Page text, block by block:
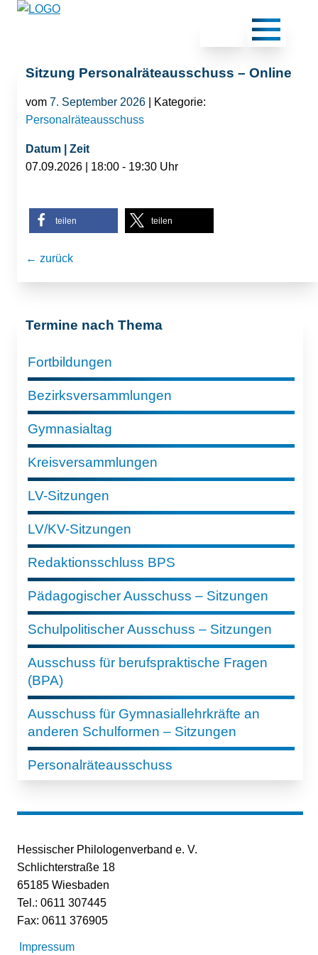
Sitzung Personalräteausschuss – Online
vom 7. September 2026 | Kategorie:
Personalräteausschuss
Datum | Zeit
07.09.2026 | 18:00 - 19:30 Uhr
teilen teilen
← zurück
Termine nach Thema
Fortbildungen
Bezirksversammlungen
Gymnasialtag
Kreisversammlungen
LV-Sitzungen
LV/KV-Sitzungen
Redaktionsschluss BPS
Pädagogischer Ausschuss – Sitzungen
Schulpolitischer Ausschuss – Sitzungen
Ausschuss für berufspraktische Fragen
(BPA)
Ausschuss für Gymnasiallehrkräfte an
anderen Schulformen – Sitzungen
Personalräteausschuss
Hessischer Philologenverband e. V.
Schlichterstraße 18
65185 Wiesbaden
Tel.: 0611 307445
Fax: 0611 376905
Impressum